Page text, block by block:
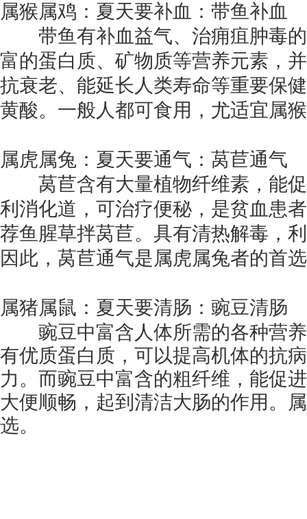
属猴属鸡：夏天要补血：带鱼补血
带鱼有补血益气、治痈疽肿毒的
富的蛋白质、矿物质等营养元素，
抗衰老、能延长人类寿命等重要保
黄酸。一般人都可食用，尤适宜属
属虎属兔：夏天要通气：莴苣通气
莴苣含有大量植物纤维素，能促
利消化道，可治疗便秘，是贫血患
荐鱼腥草拌莴苣。具有清热解毒，
因此，莴苣通气是属虎属兔者的首
属猪属鼠：夏天要清肠：豌豆清肠
豌豆中富含人体所需的各种营养
有优质蛋白质，可以提高机体的抗
力。而豌豆中富含的粗纤维，能促
大便顺畅，起到清洁大肠的作用。
选。